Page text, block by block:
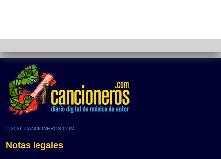
© 2026 CANCIONEROS.COM
Notas legales